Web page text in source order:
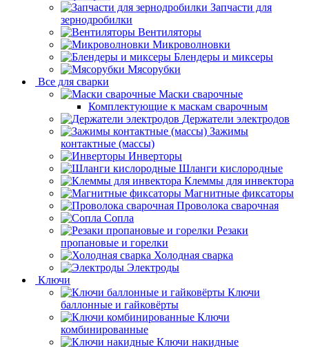
Запчасти для
зернодробилки
Вентиляторы
Микроволновки
Блендеры и миксеры
Мясорубки
Все для сварки
Маски сварочные
Комплектующие к маскам сварочным
Держатели электродов
Зажимы
контактные (массы)
Инверторы
Шланги кислородные
Клеммы для инвектора
Магнитные фиксаторы
Проволока сварочная
Сопла
Резаки
пропановые и горелки
Холодная сварка
Электроды
Ключи
Ключи
баллонные и гайковёрты
Ключи
комбинированные
Ключи накидные